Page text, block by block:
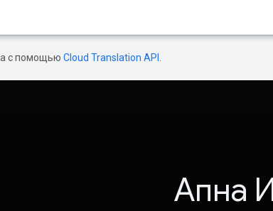
с помощью Cloud Translation API
Апна